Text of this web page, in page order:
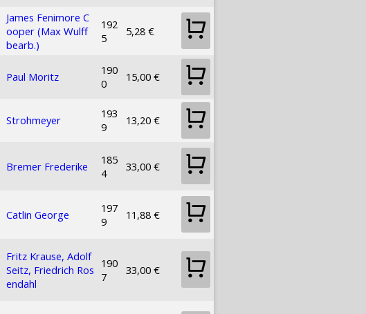
James Fenimore C
ooper (Max Wulff
bearb.)
192
5
5,28 €
Paul Moritz
190
0
15,00 €
Strohmeyer
193
9
13,20 €
Bremer Frederike
185
4
33,00 €
Catlin George
197
9
11,88 €
Fritz Krause, Adolf
Seitz, Friedrich Ros
endahl
190
7
33,00 €